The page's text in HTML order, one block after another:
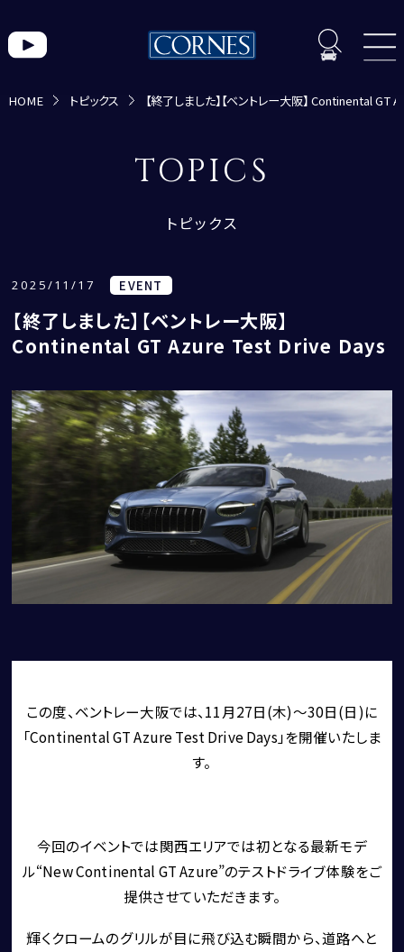
CORNES MOMENT
CONECO
CORNES RESERVE
1861
THE MAGARIGAWA CLUB
FERRARI
LAMBORGHINI
SINGER VEHICLE DESIGN
HOME トピックス 【終了しました】【ベントレー大阪】 Continental
TOPICS
トピックス
2025/11/17 EVENT
【終了しました】【ベントレー大阪】
Continental GT Azure Test Drive Days
この度、ベントレー大阪では、11月27日(木)～30日(日)に
「Continental GT Azure Test Drive Days 」を開催いたしま
す。
今回のイベントでは関西エリアでは初となる最新モデ
ル“New Continental GT Azure”のテストドライブ体験をご
提供させていただきます。
輝くクロームのグリルが目に飛び込む瞬間から、道路へと